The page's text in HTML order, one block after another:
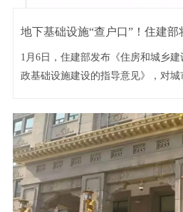
地下基础设施“查户口”！住建部
1月6日，住建部发布《住房和城乡
政基础设施建设的指导意见》，对城